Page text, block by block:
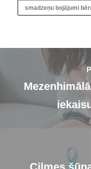
smadzeņu bojājumi